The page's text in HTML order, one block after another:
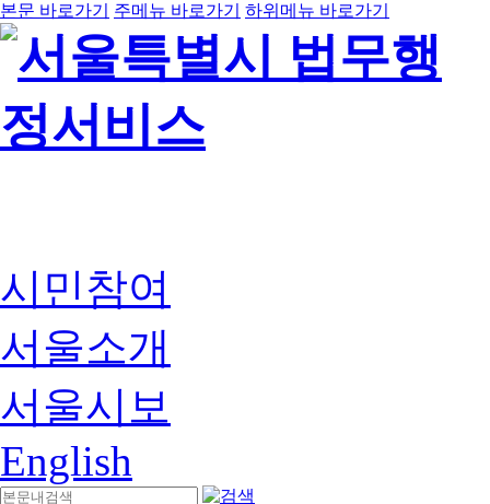
본문 바로가기 주메뉴 바로가기 하위메뉴 바로가기
시민참여
서울소개
서울시보
English